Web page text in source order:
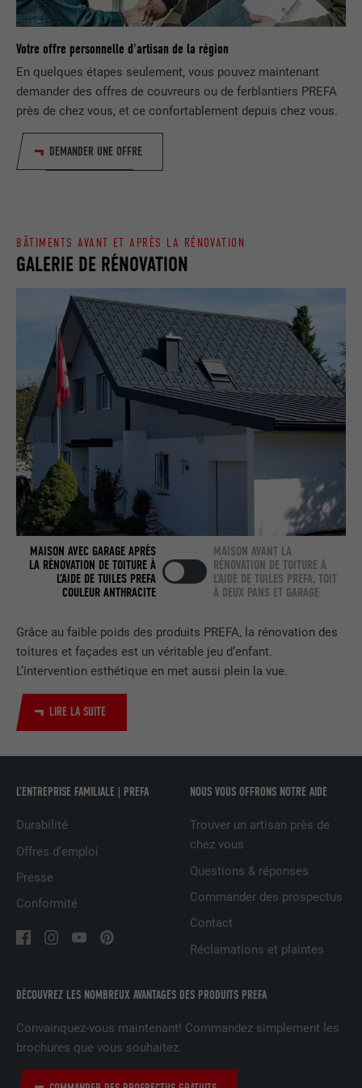
Votre offre personnelle d'artisan de la région
En quelques étapes seulement, vous pouvez maintenant
demander des offres de couvreurs ou de ferblantiers PREFA
près de chez vous, et ce confortablement depuis chez vous.
DEMANDER UNE OFFRE
Grâce au faible poids des produits PREFA, la rénovation des
toitures et façades est un véritable jeu d’enfant.
L’intervention esthétique en met aussi plein la vue.
LIRE LA SUITE
GALERIE DE RÉNOVATION
BÂTIMENTS AVANT ET APRÈS LA RÉNOVATION
MAISON AVEC GARAGE APRÈS
LA RÉNOVATION DE TOITURE À
L’AIDE DE TUILES PREFA
COULEUR ANTHRACITE
MAISON AVANT LA
RÉNOVATION DE TOITURE À
L’AIDE DE TUILES PREFA, TOIT
À DEUX PANS ET GARAGE
DÉCOUVREZ LES NOMBREUX AVANTAGES DES PRODUITS PREFA
Convainquez-vous maintenant! Commandez simplement les
brochures que vous souhaitez.
L’ENTREPRISE FAMILIALE | PREFA
Durabilité
Offres d’emploi
Presse
Conformité
NOUS VOUS OFFRONS NOTRE AIDE
Trouver un artisan près de
chez vous
Questions & réponses
Commander des prospectus
Contact
Réclamations et plaintes
FOURNISSEUR Google Optimize
UTILITÉ
Est placé afin de tester si le navigateur
autorise l'utilisation de cookies. Ne
contient aucun élément d'identification.
NOM lang
FOURNISSEUR LinkedIn
UTILITÉ
Utilisé par LinkedIn lorsqu'un site
Internet contient une fenêtre « Suivez-
nous » intégrée.
FOURNISSEUR LinkedIn
EXPIRATION 2 ans
UTILITÉ
Utilisé par le service de réseau social
LinkedIn pour suivre l'utilisation de
services intégrés.
bscookie
FOURNISSEUR
EXPIRATION 2 ans
UTILITÉ
Utilisé par le service de réseau social
LinkedIn pour suivre l'utilisation de
services intégrés
NOM UserMatchHistory
FOURNISSEUR
plusieurs sites Internet afin d'afficher de
l'utilisateur.
NOM
FOURNISSEUR
Utilisé par le service de réseau social
services intégrés
NOM lissc
FOURNISSEUR LinkedIn